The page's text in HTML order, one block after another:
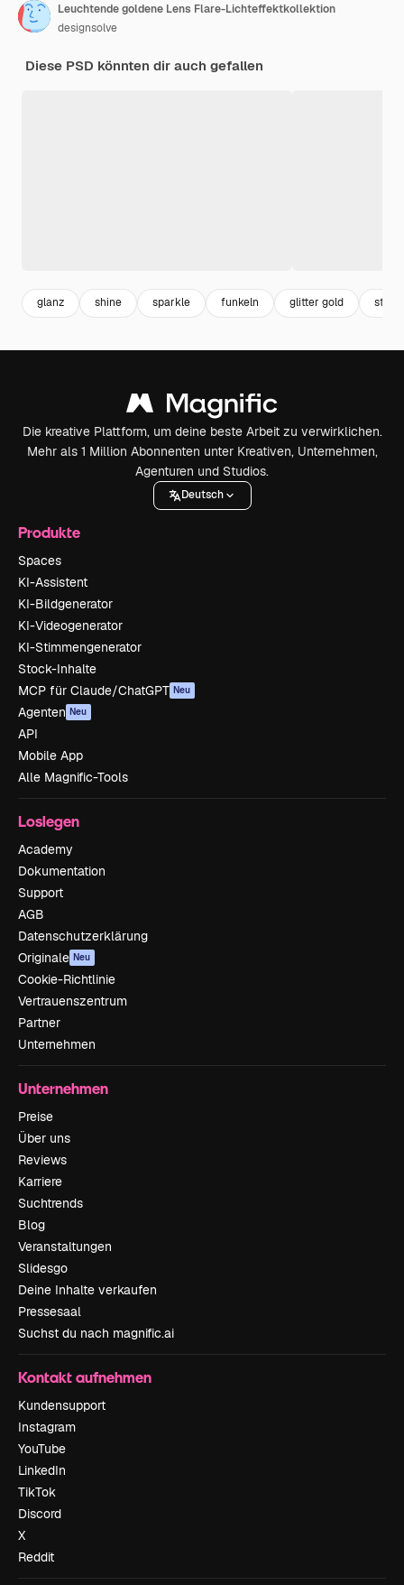
Leuchtende goldene Lens Flare-Lichteffektkollektion
designsolve
Diese PSD könnten dir auch gefallen
glanz shine sparkle funkeln glitter gold
Die kreative Plattform, um deine beste Arbeit zu verwirklichen.
Mehr als 1 Million Abonnenten unter Kreativen, Unternehmen,
Agenturen und Studios.
Deutsch
Produkte
Spaces
KI-Assistent
KI-Bildgenerator
KI-Videogenerator
KI-Stimmengenerator
Stock-Inhalte
MCP für Claude/ChatGPT Neu
Agenten Neu
API
Mobile App
Alle Magnific-Tools
Loslegen
Academy
Dokumentation
Support
AGB
Datenschutzerklärung
Originale Neu
Cookie-Richtlinie
Vertrauenszentrum
Partner
Unternehmen
Unternehmen
Preise
Über uns
Reviews
Karriere
Suchtrends
Blog
Veranstaltungen
Slidesgo
Deine Inhalte verkaufen
Pressesaal
Suchst du nach magnific.ai
Kontakt aufnehmen
Kundensupport
Instagram
YouTube
LinkedIn
TikTok
Discord
X
Reddit